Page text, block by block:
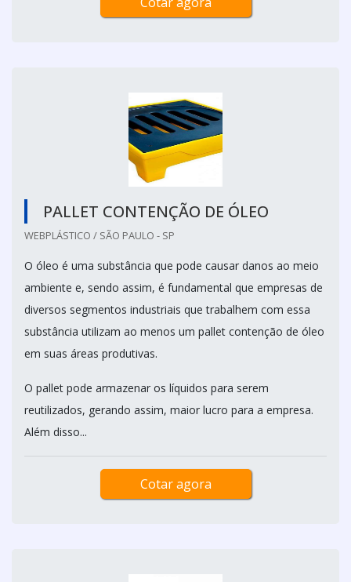
PALLET CONTENÇÃO DE ÓLEO
WEBPLÁSTICO / SÃO PAULO - SP
O óleo é uma substância que pode causar danos ao meio
ambiente e, sendo assim, é fundamental que empresas de
diversos segmentos industriais que trabalhem com essa
substância utilizam ao menos um pallet contenção de óleo
em suas áreas produtivas.
O pallet pode armazenar os líquidos para serem
reutilizados, gerando assim, maior lucro para a empresa.
Além disso...
Cotar agora